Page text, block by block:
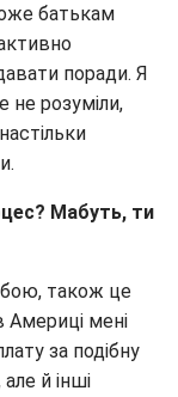
батькам
поради. Я
не розуміли,
Мабуть, ти
також це
Америці мені
за подібну
й інші